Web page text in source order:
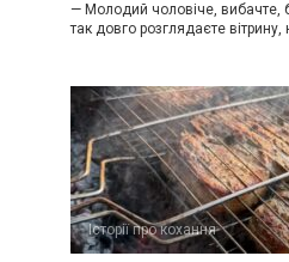
— Молодий чоловіче, вибачте,
так довго розглядаєте вітрину,
Історії про кохання